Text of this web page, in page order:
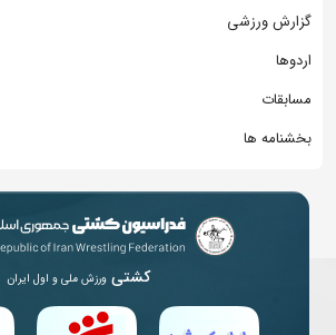
گزارش ورزشی
اردوها
مسابقات
بخشنامه ها
کشتی ورزش ملی و اول ایران